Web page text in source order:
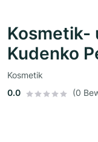
Kosmetik-
Kudenko
Kosmetik
0.0
(0